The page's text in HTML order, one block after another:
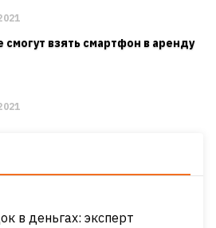
смогут взять смартфон в аренду
в деньгах: эксперт